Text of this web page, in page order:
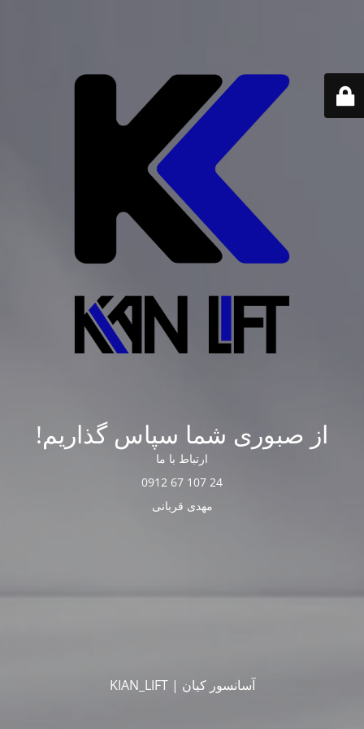
از صبوری شما سپاس گذاریم!
ارتباط با ما
24 107 67 0912
مهدی قربانی
آسانسور کیان | KIAN_LIFT